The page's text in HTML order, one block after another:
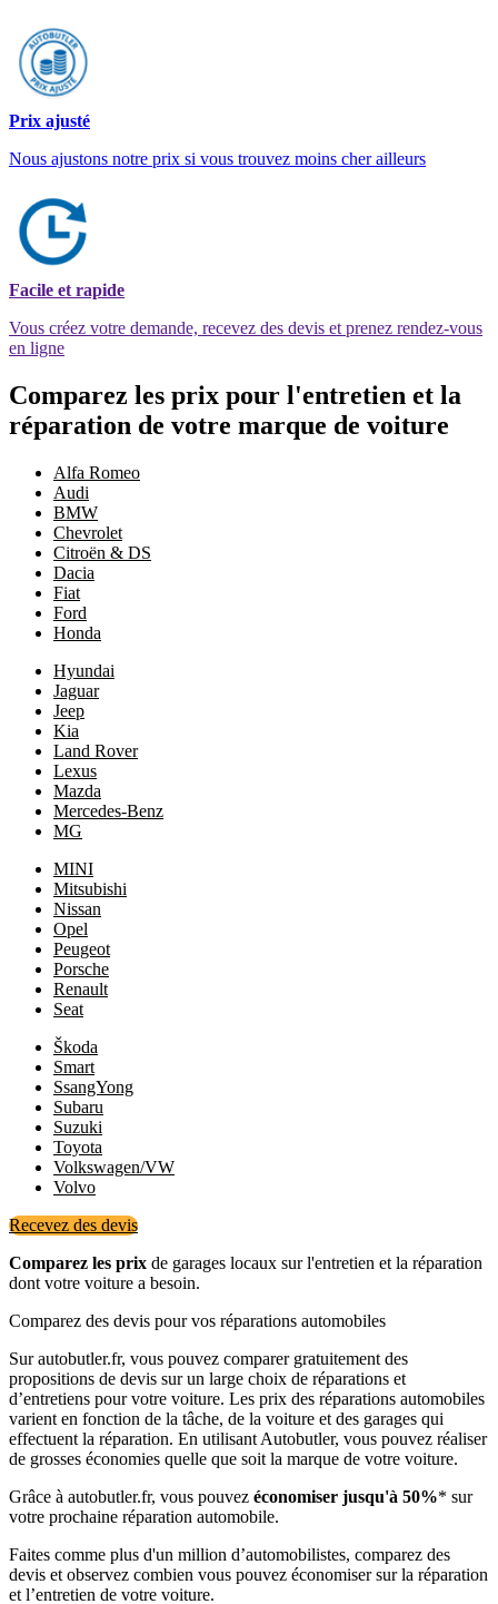
Prix ajusté
Nous ajustons notre prix si vous trouvez moins cher ailleurs
Facile et rapide
Vous créez votre demande, recevez des devis et prenez rendez-vous
en ligne
Comparez les prix pour l'entretien et la
réparation de votre marque de voiture
Alfa Romeo
Audi
BMW
Chevrolet
Citroën & DS
Dacia
Fiat
Ford
Honda
Hyundai
Jaguar
Jeep
Kia
Land Rover
Lexus
Mazda
Mercedes-Benz
MG
MINI
Mitsubishi
Nissan
Opel
Peugeot
Porsche
Renault
Seat
Škoda
Smart
SsangYong
Subaru
Suzuki
Toyota
Volkswagen/VW
Volvo
Recevez des devis
Comparez les prix de garages locaux sur l'entretien et la réparation
dont votre voiture a besoin.
Comparez des devis pour vos réparations automobiles
Sur autobutler.fr, vous pouvez comparer gratuitement des
propositions de devis sur un large choix de réparations et
d’entretiens pour votre voiture. Les prix des réparations automobiles
varient en fonction de la tâche, de la voiture et des garages qui
effectuent la réparation. En utilisant Autobutler, vous pouvez réaliser
de grosses économies quelle que soit la marque de votre voiture.
Grâce à autobutler.fr, vous pouvez économiser jusqu'à 50%* sur
votre prochaine réparation automobile.
Faites comme plus d'un million d’automobilistes, comparez des
devis et observez combien vous pouvez économiser sur la réparation
et l’entretien de votre voiture.